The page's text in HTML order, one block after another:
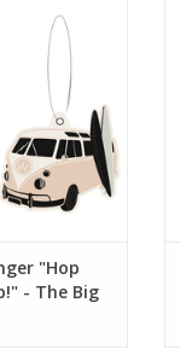
in mooie
cm
WINKELWAGEN
"Hop
- The Big